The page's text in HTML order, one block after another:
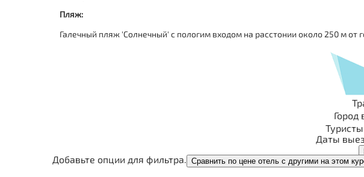
Пляж:
Галечный пляж 'Солнечный' с пологим входом на расстонии около 250 м от
Город
Даты
Добавьте опции для фильтра. Сравнить по цене отель с другими на этом